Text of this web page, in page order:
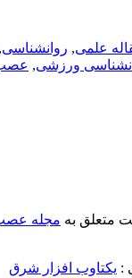
علمی, روانشناسی,
ورزشی, عصب
متعلق بهمجله عصب
یکتاوب افزار شرق